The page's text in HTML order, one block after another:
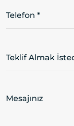
Telefon *
Teklif Almak
Mesajınız